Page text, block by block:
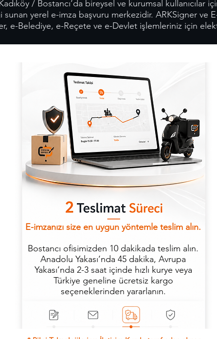
/ Bostancı’da bireysel ve kurumsal kullanıcılar
yerel e-imza başvuru merkezidir. ARKSigner ve
e-Belediye, e-Reçete ve e-Devlet işlemleriniz için
E-imzanızı size en uygun yöntemle teslim alın.
Bostancı ofisimizden 10 dakikada teslim alın.
Anadolu Yakası’nda 45 dakika, Avrupa
Yakası’nda 2-3 saat içinde hızlı kurye veya
Türkiye geneline ücretsiz kargo
seçeneklerinden yararlanın.